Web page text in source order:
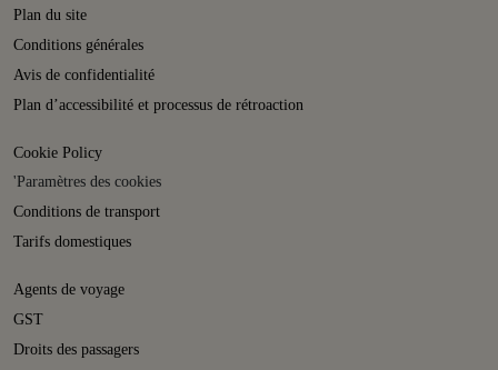
Plan du site
Conditions générales
Avis de confidentialité
Plan d’accessibilité et processus de rétroaction
Cookie Policy
'Paramètres des cookies
Conditions de transport
Tarifs domestiques
Agents de voyage
GST
Droits des passagers